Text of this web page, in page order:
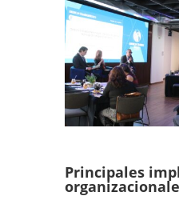
Principales